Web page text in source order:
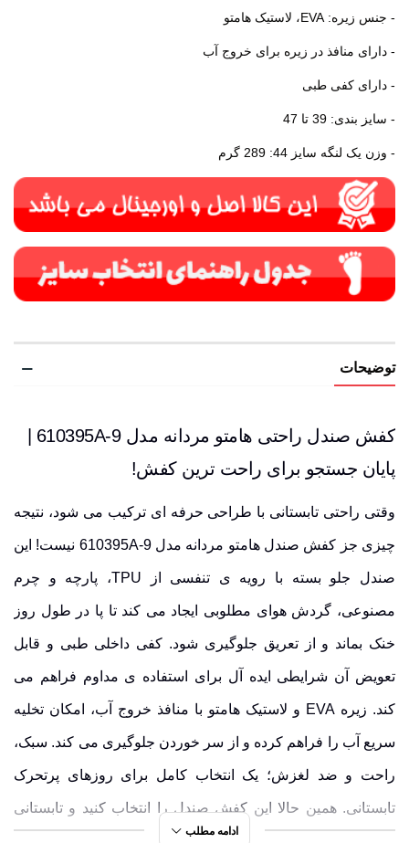
- جنس زیره: EVA، لاستیک هامتو
- دارای منافذ در زیره برای خروج آب
- دارای کفی طبی
- سایز بندی: 39 تا 47
- وزن یک لنگه سایز 44: 289 گرم
توضیحات
کفش صندل راحتی هامتو مردانه مدل 610395A-9 |
پایان جستجو برای راحت ترین کفش!
وقتی راحتی تابستانی با طراحی حرفه ای ترکیب می شود، نتیجه
چیزی جز کفش صندل هامتو مردانه مدل 610395A-9 نیست! این
صندل جلو بسته با رویه ی تنفسی از TPU، پارچه و چرم
مصنوعی، گردش هوای مطلوبی ایجاد می کند تا پا در طول روز
خنک بماند و از تعریق جلوگیری شود. کفی داخلی طبی و قابل
تعویض آن شرایطی ایده آل برای استفاده ی مداوم فراهم می
کند. زیره EVA و لاستیک هامتو با منافذ خروج آب، امکان تخلیه
سریع آب را فراهم کرده و از سر خوردن جلوگیری می کند. سبک،
راحت و ضد لغزش؛ یک انتخاب کامل برای روزهای پرتحرک
تابستانی. همین حالا این کفش صندل را انتخاب کنید و تابستانی
ادامه مطلب